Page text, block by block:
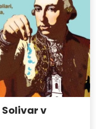
Solivar v